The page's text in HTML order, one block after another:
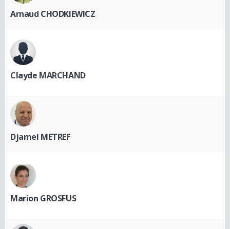
Arnaud CHODKIEWICZ
Clayde MARCHAND
Djamel METREF
Marion GROSFUS